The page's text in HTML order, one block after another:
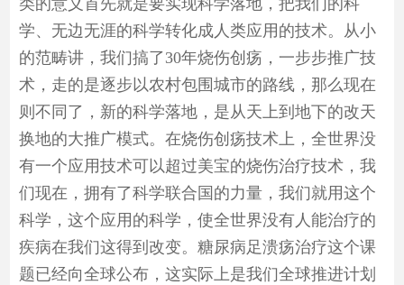
类的意义首先就是要实现科学落地，把我们的科
学、无边无涯的科学转化成人类应用的技术。从小
的范畴讲，我们搞了30年烧伤创疡，一步步推广技
术，走的是逐步以农村包围城市的路线，那么现在
则不同了，新的科学落地，是从天上到地下的改天
换地的大推广模式。在烧伤创疡技术上，全世界没
有一个应用技术可以超过美宝的烧伤治疗技术，我
们现在，拥有了科学联合国的力量，我们就用这个
科学，这个应用的科学，使全世界没有人能治疗的
疾病在我们这得到改变。糖尿病足溃疡治疗这个课
题已经向全球公布，这实际上是我们全球推进计划